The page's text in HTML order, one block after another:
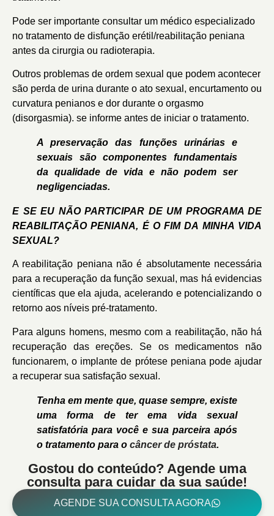
Pode ser importante consultar um médico especializado
no tratamento de disfunção erétil/reabilitação peniana
antes da cirurgia ou radioterapia.
Outros problemas de ordem sexual que podem acontecer
são perda de urina durante o ato sexual, encurtamento ou
curvatura penianos e dor durante o orgasmo
(disorgasmia). se informe antes de iniciar o tratamento.
A preservação das funções urinárias e
sexuais são componentes fundamentais
da qualidade de vida e não podem ser
negligenciadas.
E SE EU NÃO PARTICIPAR DE UM PROGRAMA DE
REABILITAÇÃO PENIANA, É O FIM DA MINHA VIDA
SEXUAL?
A reabilitação peniana não é absolutamente necessária
para a recuperação da função sexual, mas há evidencias
científicas que ela ajuda, acelerando e potencializando o
retorno aos níveis pré-tratamento.
Para alguns homens, mesmo com a reabilitação, não há
recuperação das ereções. Se os medicamentos não
funcionarem, o implante de prótese peniana pode ajudar
a recuperar sua satisfação sexual.
Tenha em mente que, quase sempre, existe
uma forma de ter ema vida sexual
satisfatória para você e sua parceira após
o tratamento para o câncer de próstata.
Gostou do conteúdo? Agende uma
consulta para cuidar da sua saúde!
AGENDE SUA CONSULTA AGORA